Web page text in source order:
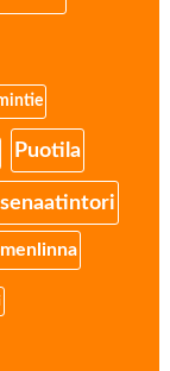
Puotila
senaatintori